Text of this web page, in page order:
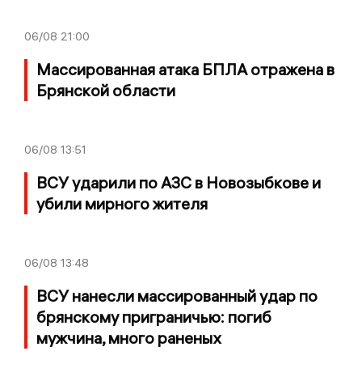
06/08 21:00
Массированная атака БПЛА отражена в
Брянской области
06/08 13:51
ВСУ ударили по АЗС в Новозыбкове и
убили мирного жителя
06/08 13:48
ВСУ нанесли массированный удар по
брянскому приграничью: погиб
мужчина, много раненых